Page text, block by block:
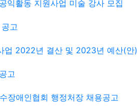
익활동 지원사업 미술 강사 모집
고
업 2022년 결산 및 2023년 예산(안)
고
장애인협회 행정처장 채용공고